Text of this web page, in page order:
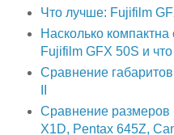
Что лучше: Fujifilm
Насколько
Fujifilm GFX 50S и
Сравнение
Сравнение размеров
X1D, Pentax 645Z,